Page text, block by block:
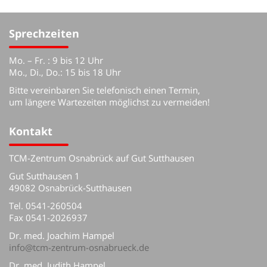
Sprechzeiten
Mo. – Fr. : 9 bis 12 Uhr
Mo., Di., Do.: 15 bis 18 Uhr
Bitte vereinbaren Sie telefonisch einen Termin,
um längere Wartezeiten möglichst zu vermeiden!
Kontakt
TCM-Zentrum Osnabrück auf Gut Sutthausen
Gut Sutthausen 1
49082 Osnabrück-Sutthausen
Tel. 0541-260504
Fax 0541-2026937
Dr. med. Joachim Hampel
info@tcm-zentrum-osnabrueck.de